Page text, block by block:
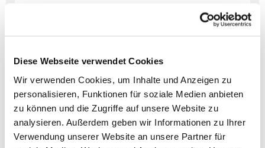
Diese Webseite verwendet Cookies
Wir verwenden Cookies, um Inhalte und Anzeigen zu
personalisieren, Funktionen für soziale Medien anbieten
zu können und die Zugriffe auf unsere Website zu
analysieren. Außerdem geben wir Informationen zu Ihrer
Verwendung unserer Website an unsere Partner für
Dies könnte Sie auch
interessieren